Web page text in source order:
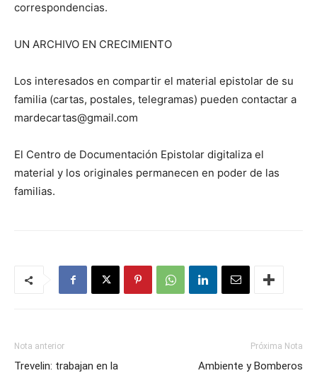
correspondencias.
UN ARCHIVO EN CRECIMIENTO
Los interesados en compartir el material epistolar de su
familia (cartas, postales, telegramas) pueden contactar a
mardecartas@gmail.com
El Centro de Documentación Epistolar digitaliza el
material y los originales permanecen en poder de las
familias.
Nota anterior
Trevelin: trabajan en la
Próxima Nota
Ambiente y Bomberos